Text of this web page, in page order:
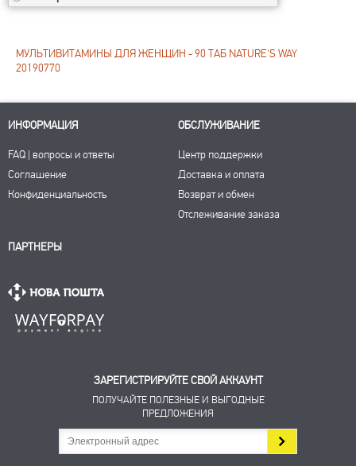
МУЛЬТИВИТАМИНЫ ДЛЯ ЖЕНЩИН - 90 ТАБ NATURE'S WAY
20190770
ИНФОРМАЦИЯ
FAQ | вопросы и ответы
Соглашение
Конфиденциальность
ОБСЛУЖИВАНИЕ
Центр поддержки
Доставка и оплата
Возврат и обмен
Отслеживание заказа
ПАРТНЕРЫ
ЗАРЕГИСТРИРУЙТЕ СВОЙ АККАУНТ
ПОЛУЧАЙТЕ ПОЛЕЗНЫЕ И ВЫГОДНЫЕ
ПРЕДЛОЖЕНИЯ